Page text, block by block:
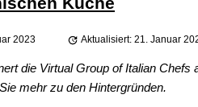
2023 Aktualisiert: 21. Januar
die Virtual Group of Italian
mehr zu den Hintergründen.